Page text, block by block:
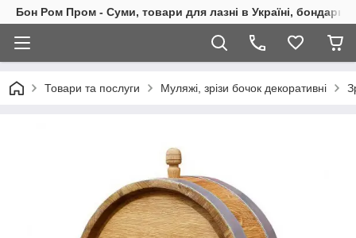
Бон Ром Пром - Суми, товари для лазні в Україні, бондарні
Товари та послуги Муляжі, зрізи бочок декоративні